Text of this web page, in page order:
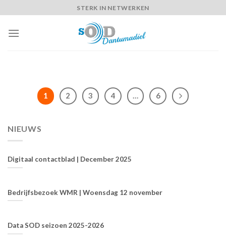
to
content
STERK IN NETWERKEN
1 2 3 4 … 6
NIEUWS
Digitaal contactblad | December 2025
Bedrijfsbezoek WMR | Woensdag 12 november
Data SOD seizoen 2025-2026